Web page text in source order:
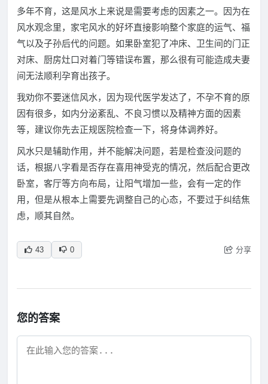
多年不育，这是风水上来说是需要考虑的因素之一。因为在
风水观念里，家宅风水的好坏直接影响整个家庭的运气、福
气以及子孙后代的问题。如果卧室犯了冲床、卫生间的门正
对床、厨房灶口对着门等错误布置，那么很有可能造成夫妻
间无法顺利孕育出孩子。
我劝你不要迷信风水，因为现代医学发达了，不孕不育的原
因有很多，如内分泌紊乱、不良习惯以及精神方面的因素
等，建议你先去正规医院检查一下，将身体调养好。
风水只是辅助作用，并不能解决问题，若是检查没问题的
话，根据八字看是否存在喜用神受克的情况，然后配合更改
卧室，客厅等方向布局，让阳气增加一些，会有一定的作
用，但是从根本上需要先调整自己的心态，不要过于纠结焦
虑，顺其自然。
43 0 分享
您的答案